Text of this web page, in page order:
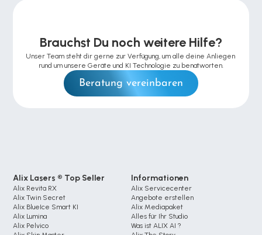
Brauchst Du noch weitere Hilfe?
Unser Team steht dir gerne zur Verfügung, um alle deine Anliegen
rund um unsere Geräte und KI Technologie zu benatworten.
Beratung vereinbaren
Alix Lasers ® Top Seller
Alix Revita RX
Alix Twin Secret
Alix BlueIce Smart KI
Alix Lumina
Alix Pelvico
Informationen
Alix Servicecenter
Angebote erstellen
Alix Mediapaket
Alles für Ihr Studio
Was ist ALIX AI ?